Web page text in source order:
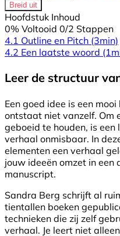
Breid uit
Hoofdstuk Inhoud
0% Voltooid 0/2 Stappen
4.1 Outline en Pitch (3min)
4.2 Een laatste woord
Leer de structuur
Een goed idee is een
ontstaat niet vanzelf. Om
geboeid te houden, is
verhaal onmisbaar. In
elementen een verhaal
jouw ideeën omzet in een
manuscript.
Sandra Berg schrijft al
tientallen boeken
technieken die zij zelf
verhaal. Je leert niet